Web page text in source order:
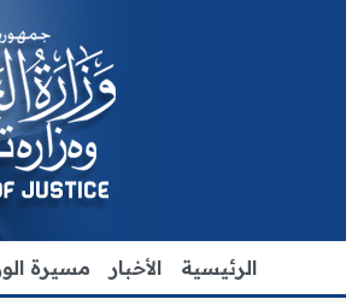
الرئيسية الأخبار مسيرة